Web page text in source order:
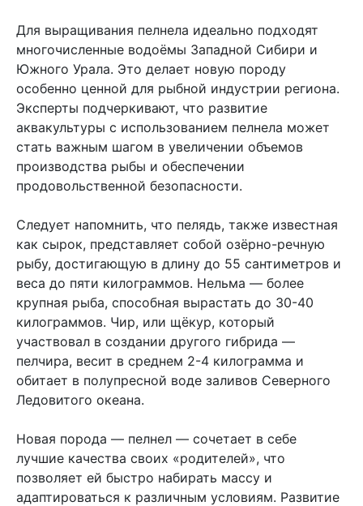
Для выращивания пелнела идеально подходят
многочисленные водоёмы Западной Сибири и
Южного Урала. Это делает новую породу
особенно ценной для рыбной индустрии региона.
Эксперты подчеркивают, что развитие
аквакультуры с использованием пелнела может
стать важным шагом в увеличении объемов
производства рыбы и обеспечении
продовольственной безопасности.
Следует напомнить, что пелядь, также известная
как сырок, представляет собой озёрно-речную
рыбу, достигающую в длину до 55 сантиметров и
веса до пяти килограммов. Нельма — более
крупная рыба, способная вырастать до 30-40
килограммов. Чир, или щёкур, который
участвовал в создании другого гибрида —
пелчира, весит в среднем 2-4 килограмма и
обитает в полупресной воде заливов Северного
Ледовитого океана.
Новая порода — пелнел — сочетает в себе
лучшие качества своих «родителей», что
позволяет ей быстро набирать массу и
адаптироваться к различным условиям. Развитие